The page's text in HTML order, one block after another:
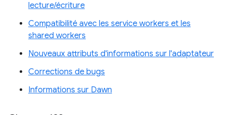
lecture/écriture
Compatibilité avec les service workers et les
shared workers
Nouveaux attributs d'informations sur l'adaptateur
Corrections de bugs
Informations sur Dawn